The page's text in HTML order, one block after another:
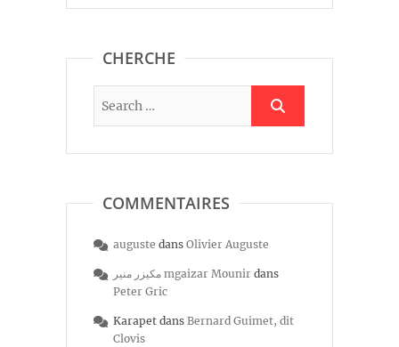
CHERCHE
COMMENTAIRES
auguste dans Olivier Auguste
مكيزر منير mgaizar Mounir dans
Peter Gric
Karapet dans Bernard Guimet, dit
Clovis